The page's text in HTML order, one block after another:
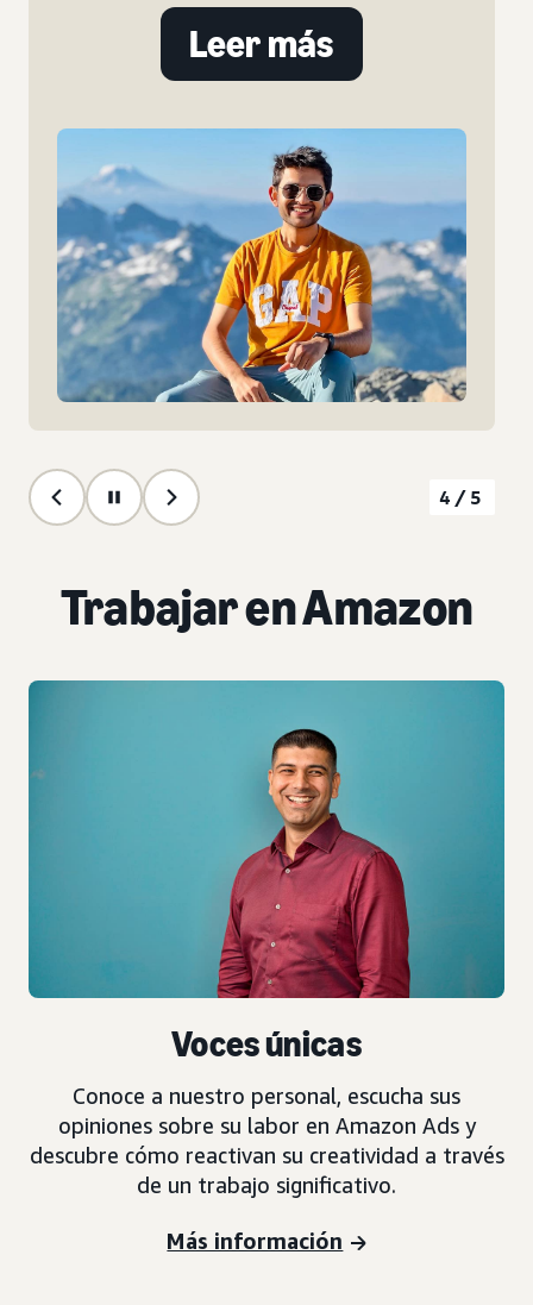
a la flexibilidad que le ofrece Amazon Ads.
Leer más
5/5
Trabajar en Amazon
Voces únicas
Conoce a nuestro personal, escucha sus
opiniones sobre su labor en Amazon Ads y
descubre cómo reactivan su creatividad a través
de un trabajo significativo.
Más información